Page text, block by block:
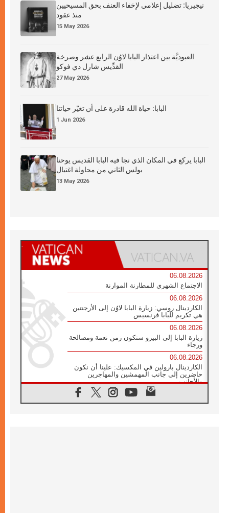
نيجيريا: تضليل إعلامي لإخفاء العنف بحق المسيحيين
منذ عقود
15 May 2026
العبوديَّة بين اعتذار البابا لاوُن الرابع عشر وصرخة
القدِّيس شارل دي فوكو
27 May 2026
البابا: حياة الله قادرة على أن تغيّر حياتنا
1 Jun 2026
البابا يركع في المكان الذي نجا فيه البابا القديس يوحنا
بولس الثاني من محاولة اغتيال
13 May 2026
06.08.2026
الاجتماع الشهري للمطارنة الموارنة
06.08.2026
الكاردينال روسي: زيارة البابا لاوُن إلى الأرجنتين
هي تكريم للبابا فرنسيس
06.08.2026
زيارة البابا إلى البيرو ستكون زمن نعمة ومصالحة
ورجاء
06.08.2026
الكاردينال بارولين في المكسيك: علينا أن نكون
حاضرين إلى جانب المهمشين والمهاجرين
والأجانب
البابا لاوُن الرابع عشر للشباب في أسيزي: